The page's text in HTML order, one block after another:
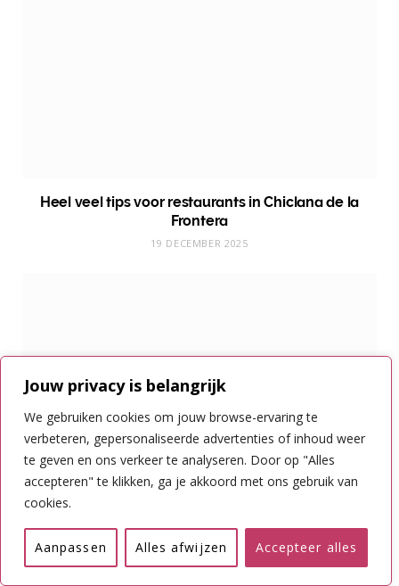
Jouw privacy is belangrijk
We gebruiken cookies om jouw browse-ervaring te
verbeteren, gepersonaliseerde advertenties of inhoud weer
te geven en ons verkeer te analyseren. Door op "Alles
accepteren" te klikken, ga je akkoord met ons gebruik van
cookies.
Aanpassen Alles afwijzen Accepteer alles
Heel veel tips voor restaurants in Chiclana de la
Frontera
19 DECEMBER 2025
Yoga op Ibiza: losse lessen of op retreat
25 JULI 2025